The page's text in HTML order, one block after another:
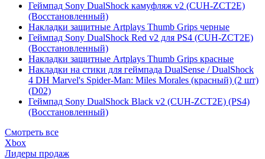
Геймпад Sony DualShock камуфляж v2 (CUH-ZCT2E)
(Восстановленный)
Накладки защитные Artplays Thumb Grips черные
Геймпад Sony DualShock Red v2 для PS4 (CUH-ZCT2E)
(Восстановленный)
Накладки защитные Artplays Thumb Grips красные
Накладки на стики для геймпада DualSense / DualShock
4 DH Marvel's Spider-Man: Miles Morales (красный) (2 шт)
(D02)
Геймпад Sony DualShock Black v2 (CUH-ZCT2E) (PS4)
(Восстановленный)
Смотреть все
Xbox
Лидеры продаж